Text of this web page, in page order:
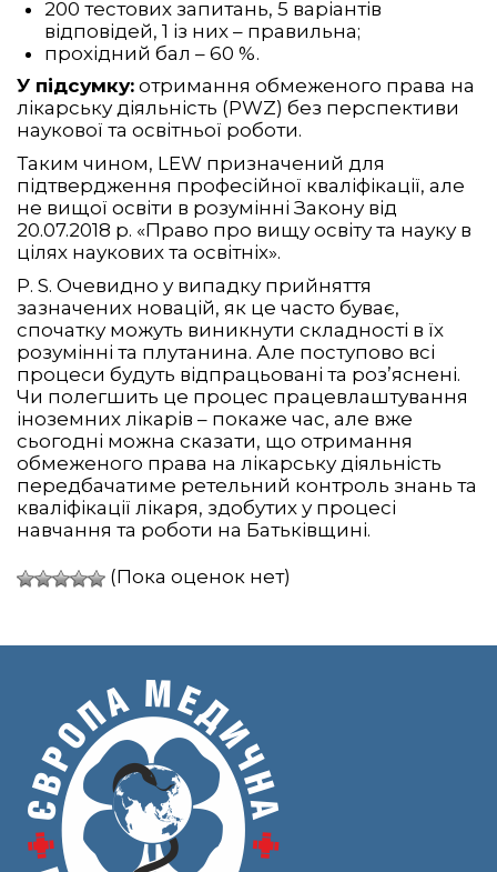
200 тестових запитань, 5 варіантів
відповідей, 1 із них – правильна;
прохідний бал – 60 %.
У підсумку: отримання обмеженого права на
лікарську діяльність (PWZ) без перспективи
наукової та освітньої роботи.
Таким чином, LEW призначений для
підтвердження професійної кваліфікації, але
не вищої освіти в розумінні Закону від
20.07.2018 р. «Право про вищу освіту та науку в
цілях наукових та освітніх».
P. S. Очевидно у випадку прийняття
зазначених новацій, як це часто буває,
спочатку можуть виникнути складності в їх
розумінні та плутанина. Але поступово всі
процеси будуть відпрацьовані та роз’яснені.
Чи полегшить це процес працевлаштування
іноземних лікарів – покаже час, але вже
сьогодні можна сказати, що отримання
обмеженого права на лікарську діяльність
передбачатиме ретельний контроль знань та
кваліфікації лікаря, здобутих у процесі
навчання та роботи на Батьківщині.
(Пока оценок нет)